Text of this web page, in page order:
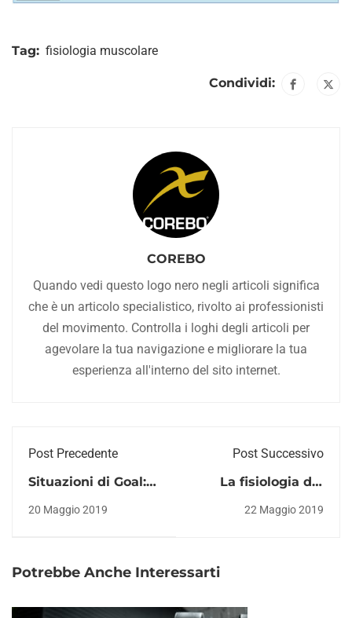
Tag: fisiologia muscolare
Condividi:
COREBO
Quando vedi questo logo nero negli articoli significa
che è un articolo specialistico, rivolto ai professionisti
del movimento. Controlla i loghi degli articoli per
agevolare la tua navigazione e migliorare la tua
esperienza all'interno del sito internet.
Post Precedente
Situazioni di Goal:
analisi del
comportamento
20 Maggio 2019
Post Successivo
La fisiologia del
sonno: cosa c'è da
sapere
22 Maggio 2019
Potrebbe Anche Interessarti